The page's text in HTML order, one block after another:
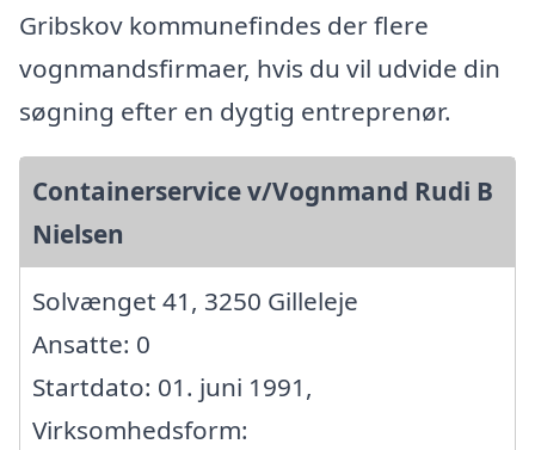
Gribskov kommunefindes der flere
vognmandsfirmaer, hvis du vil udvide din
søgning efter en dygtig entreprenør.
Containerservice v/Vognmand Rudi B
Nielsen
Solvænget 41, 3250 Gilleleje
Ansatte: 0
Startdato: 01. juni 1991,
Virksomhedsform: